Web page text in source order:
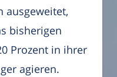
ausgeweitet,
bisherigen
Prozent in ihrer
agieren.